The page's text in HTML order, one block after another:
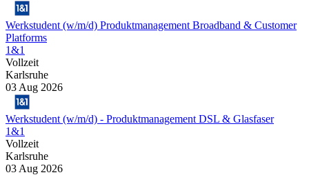
Werkstudent (w/m/d) Produktmanagement Broadband & Customer
Platforms
1&1
Vollzeit
Karlsruhe
03 Aug 2026
Werkstudent (w/m/d) - Produktmanagement DSL & Glasfaser
1&1
Vollzeit
Karlsruhe
03 Aug 2026